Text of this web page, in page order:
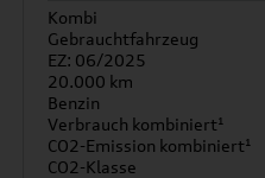
Kombi
Gebrauchtfahrzeug
EZ: 06/2025
20.000 km
Benzin
Verbrauch kombiniert¹
CO2-Emission kombiniert¹
CO2-Klasse